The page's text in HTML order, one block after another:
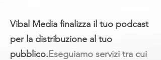
Vibal Media finalizza il tuo podcast
per la distribuzione al tuo
pubblico.Eseguiamo servizi tra cui